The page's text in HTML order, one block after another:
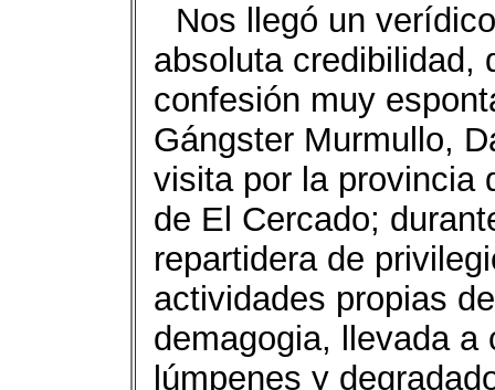
Nos llegó un
absoluta credibilidad,
confesión muy
Gángster Murmullo,
visita por la provincia
de El Cercado;
repartidera de
actividades propias
demagogia, llevada a
lúmpenes y